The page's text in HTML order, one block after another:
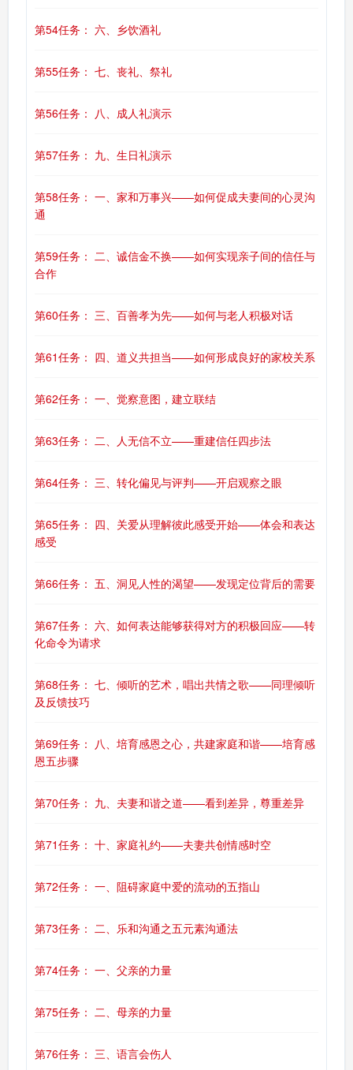
第54任务： 六、乡饮酒礼
第55任务： 七、丧礼、祭礼
第56任务： 八、成人礼演示
第57任务： 九、生日礼演示
第58任务： 一、家和万事兴——如何促成夫妻间的心灵沟
通
第59任务： 二、诚信金不换——如何实现亲子间的信任与
合作
第60任务： 三、百善孝为先——如何与老人积极对话
第61任务： 四、道义共担当——如何形成良好的家校关系
第62任务： 一、觉察意图，建立联结
第63任务： 二、人无信不立——重建信任四步法
第64任务： 三、转化偏见与评判——开启观察之眼
第65任务： 四、关爱从理解彼此感受开始——体会和表达
感受
第66任务： 五、洞见人性的渴望——发现定位背后的需要
第67任务： 六、如何表达能够获得对方的积极回应——转
化命令为请求
第68任务： 七、倾听的艺术，唱出共情之歌——同理倾听
及反馈技巧
第69任务： 八、培育感恩之心，共建家庭和谐——培育感
恩五步骤
第70任务： 九、夫妻和谐之道——看到差异，尊重差异
第71任务： 十、家庭礼约——夫妻共创情感时空
第72任务： 一、阻碍家庭中爱的流动的五指山
第73任务： 二、乐和沟通之五元素沟通法
第74任务： 一、父亲的力量
第75任务： 二、母亲的力量
第76任务： 三、语言会伤人